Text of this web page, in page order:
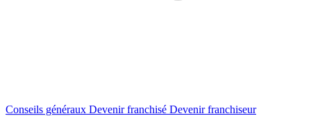
Conseils généraux Devenir franchisé Devenir franchiseur